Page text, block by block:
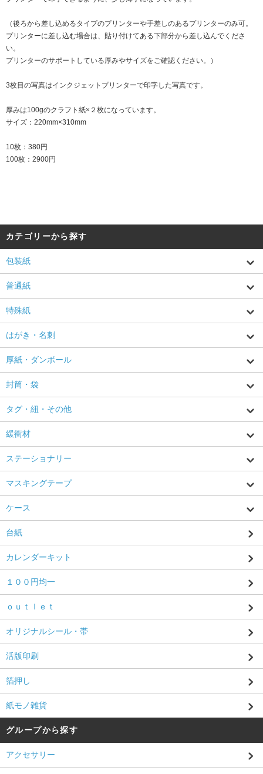
（後ろから差し込めるタイプのプリンターや手差しのあるプリンターのみ可。
プリンターに差し込む場合は、貼り付けてある下部分から差し込んでくださ
い。
プリンターのサポートしている厚みやサイズをご確認ください。）
3枚目の写真はインクジェットプリンターで印字した写真です。
厚みは100gのクラフト紙×２枚になっています。
サイズ：220mm×310mm
10枚：380円
100枚：2900円
カテゴリーから探す
包装紙
普通紙
特殊紙
はがき・名刺
厚紙・ダンボール
封筒・袋
タグ・紐・その他
緩衝材
ステーショナリー
マスキングテープ
ケース
台紙
カレンダーキット
１００円均一
ｏｕｔｌｅｔ
オリジナルシール・帯
活版印刷
箔押し
紙モノ雑貨
グループから探す
アクセサリー